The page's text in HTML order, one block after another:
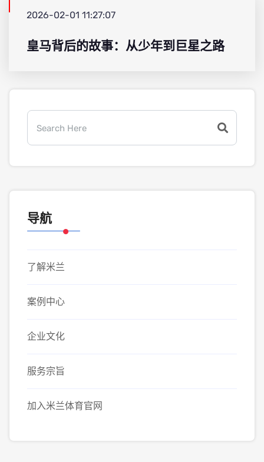
2026-02-01 11:27:07
皇马背后的故事：从少年到巨星之路
导航
了解米兰
案例中心
企业文化
服务宗旨
加入米兰体育官网